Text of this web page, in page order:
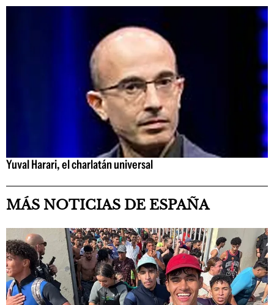
Yuval Harari, el charlatán universal
MÁS NOTICIAS DE ESPAÑA